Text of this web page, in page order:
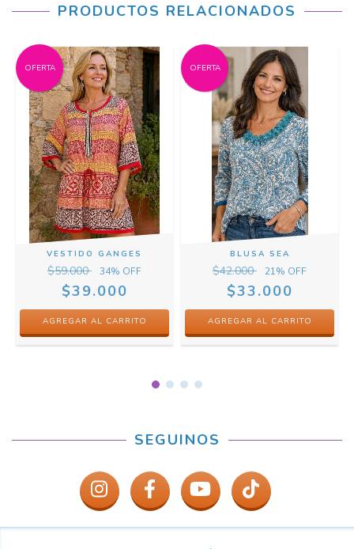
PRODUCTOS RELACIONADOS
OFERTA
VESTIDO GANGES
$59.000 34% OFF
$39.000
OFERTA
BLUSA SEA
$42.000 21% OFF
$33.000
AGREGAR AL CARRITO
SEGUINOS